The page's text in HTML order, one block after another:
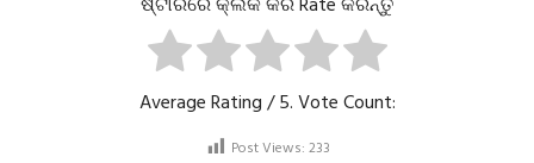
ଷ୍ଟାରରେ କ୍ଲିକ କରି Rate କରନ୍ତୁ
Average Rating/ 5. Vote Count:
Post Views: 233